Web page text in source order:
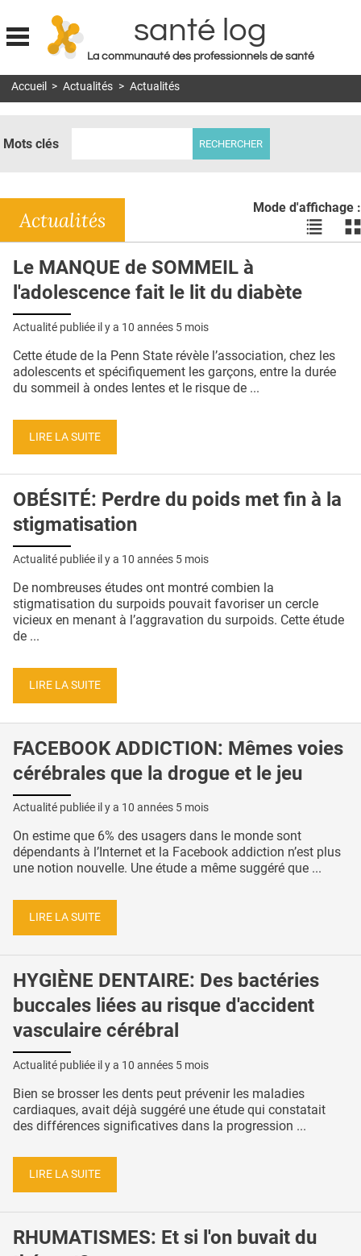
Jump to navigation
santé log
La communauté des professionnels de santé
MON COMPTE
DOSSIERS
RÉSEAUX
E-REVUE SAD
QUI SOMMES-NOUS ?
CONDITIONS GÉNÉRALES
CRÉDITS
Accueil > Actualités > Actualités
Mots clés
Mode d'affichage :
Voir
les
les
Actualités
Le MANQUE de SOMMEIL à
l'adolescence fait le lit du diabète
Actualité publiée il y a 10 années 5 mois
Cette étude de la Penn State révèle l’association, chez les
adolescents et spécifiquement les garçons, entre la durée
du sommeil à ondes lentes et le risque de ...
LIRE LA SUITE
OBÉSITÉ: Perdre du poids met fin à la
stigmatisation
Actualité publiée il y a 10 années 5 mois
De nombreuses études ont montré combien la
stigmatisation du surpoids pouvait favoriser un cercle
vicieux en menant à l’aggravation du surpoids. Cette étude
de ...
LIRE LA SUITE
FACEBOOK ADDICTION: Mêmes voies
cérébrales que la drogue et le jeu
Actualité publiée il y a 10 années 5 mois
On estime que 6% des usagers dans le monde sont
dépendants à l’Internet et la Facebook addiction n’est plus
une notion nouvelle. Une étude a même suggéré que ...
LIRE LA SUITE
HYGIÈNE DENTAIRE: Des bactéries
buccales liées au risque d'accident
vasculaire cérébral
Actualité publiée il y a 10 années 5 mois
Bien se brosser les dents peut prévenir les maladies
cardiaques, avait déjà suggéré une étude qui constatait
des différences significatives dans la progression ...
LIRE LA SUITE
RHUMATISMES: Et si l'on buvait du